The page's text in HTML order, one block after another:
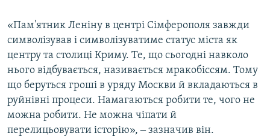
«Пам'ятник Леніну в центрі Сімферополя завжди
символізував і символізуватиме статус міста як
центру та столиці Криму. Те, що сьогодні навколо
нього відбувається, називається мракобіссям. Тому
що беруться гроші в уряду Москви й вкладаються в
руйнівні процеси. Намагаються робити те, чого не
можна робити. Не можна чіпати й
перелицьовувати історію», ‒ зазначив він.